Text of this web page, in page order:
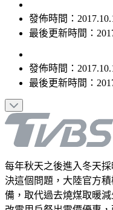
發佈時間：
最後更新時間：
發佈時間：
最後更新時間：
每年秋天之後進入冬天
決這個問題，大陸官方
備，取代過去燒煤取暖